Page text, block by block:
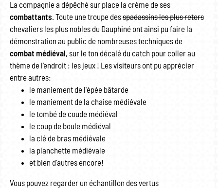
La compagnie a dépêché sur place la crème de ses
combattants. Toute une troupe desspadassins les plus retors
chevaliers les plus nobles du Dauphiné ont ainsi pu faire la
démonstration au public de nombreuses techniques de
combat médiéval , sur le ton décalé du catch pour coller au
thème de l'endroit : les jeux ! Les visiteurs ont pu apprécier
entre autres:
le maniement de l'épée bâtarde
le maniement de la chaise médiévale
le tombé de coude médiéval
le coup de boule médiéval
la clé de bras médiévale
la planchette médiévale
et bien d'autres encore!
Vous pouvez regarder un échantillon des vertus